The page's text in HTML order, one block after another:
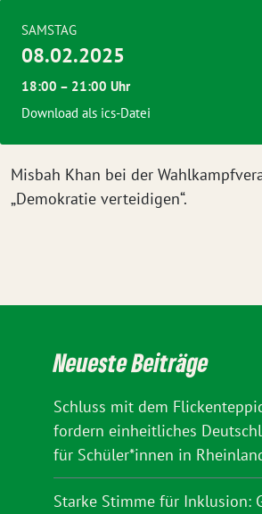
Misbah Khan bei der
„Demokratie verteidigen“.
SAMSTAG
08.02.2025
18:00 – 21:00 Uhr
Download als ics-Datei
Neueste Beiträge
Schluss mit dem
fordern einheitliches
für Schüler*innen in
Starke Stimme für Inklusion: